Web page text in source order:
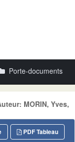
Porte-documents
MORIN, Yves,
PDF Tableau